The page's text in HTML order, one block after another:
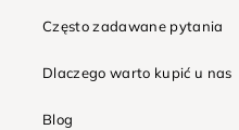
Często zadawane pytania
Dlaczego warto kupić u nas
Blog